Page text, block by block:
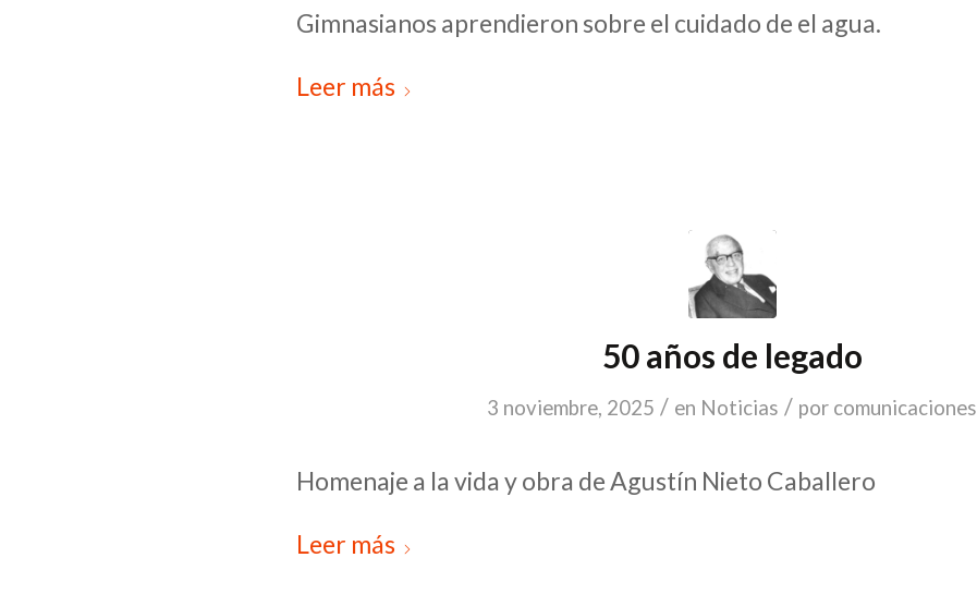
Gimnasianos aprendieron sobre el cuidado de el agua.
Leer más
50 años de legado
3 noviembre, 2025 / en Noticias / por comunicaciones
Homenaje a la vida y obra de Agustín Nieto Caballero
Leer más